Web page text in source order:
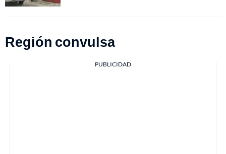
Región convulsa
PUBLICIDAD